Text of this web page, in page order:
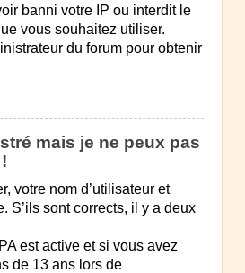
banni votre IP ou interdit le
vous souhaitez utiliser.
du forum pour obtenir
mais je ne peux pas
votre nom d’utilisateur et
S’ils sont corrects, il y a deux
est active et si vous avez
de 13 ans lors de